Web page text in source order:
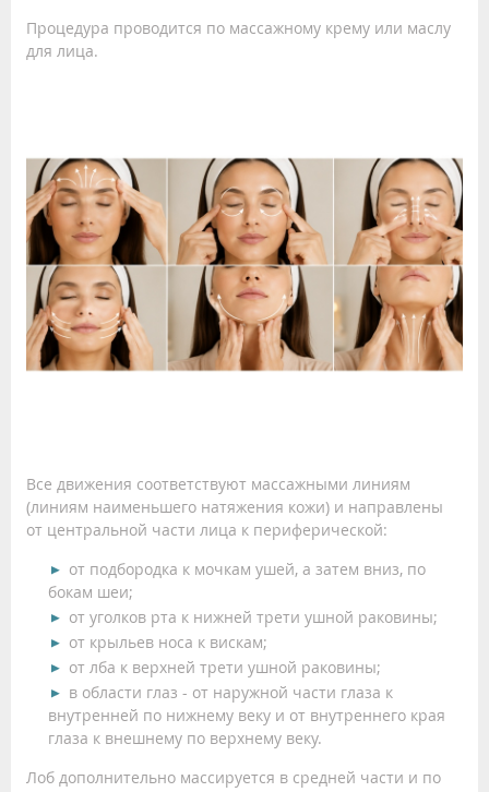
Процедура проводится по массажному крему или маслу
для лица.
Все движения соответствуют массажными линиям
(линиям наименьшего натяжения кожи) и направлены
от центральной части лица к периферической:
от подбородка к мочкам ушей, а затем вниз, по
бокам шеи;
от уголков рта к нижней трети ушной раковины;
от крыльев носа к вискам;
от лба к верхней трети ушной раковины;
в области глаз - от наружной части глаза к
внутренней по нижнему веку и от внутреннего края
глаза к внешнему по верхнему веку.
Лоб дополнительно массируется в средней части и по